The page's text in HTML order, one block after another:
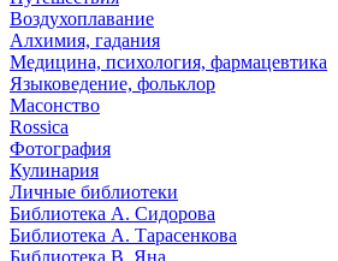
Воздухоплавание
Алхимия, гадания
Медицина, психология, фармацевтика
Языковедение, фольклор
Масонство
Rossica
Фотография
Кулинария
Личные библиотеки
Библиотека А. Сидорова
Библиотека А. Тарасенкова
Библиотека В. Яна